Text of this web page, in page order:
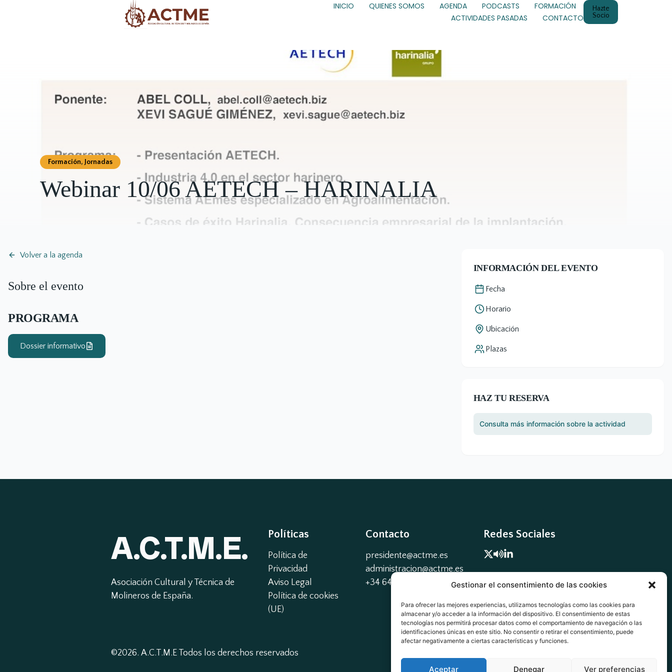
Gestionar el consentimiento de las cookies
Para ofrecer las mejores experiencias, utilizamos tecnologías como las cookies para
almacenar y/o acceder a la información del dispositivo. El consentimiento de estas
tecnologías nos permitirá procesar datos como el comportamiento de navegación o las
identificaciones únicas en este sitio. No consentir o retirar el consentimiento, puede
afectar negativamente a ciertas características y funciones.
Aceptar Denegar Ver preferencias
INICIO QUIENES SOMOS AGENDA PODCASTS
FORMACIÓN
ACTIVIDADES PASADAS
CONTACTO
Hazte
Socio
Formación, Jornadas
Webinar 10/06 AETECH – HARINALIA
Volver a la agenda
Sobre el evento
PROGRAMA
Dossier informativo
INFORMACIÓN DEL EVENTO
Fecha
Horario
Ubicación
Plazas
HAZ TU RESERVA
Consulta más información sobre la actividad
A.C.T.M.E.
Asociación Cultural y Técnica de
Molineros de España.
Políticas
Política de
Privacidad
Aviso Legal
Política de cookies
(UE)
Contacto
presidente@actme.es
administracion@actme.es
+34 647 66 63 18
Redes Sociales
©2026. A.C.T.M.E Todos los derechos reservados